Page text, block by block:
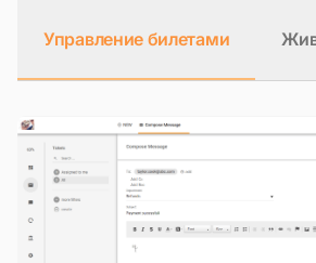
Управление билетами